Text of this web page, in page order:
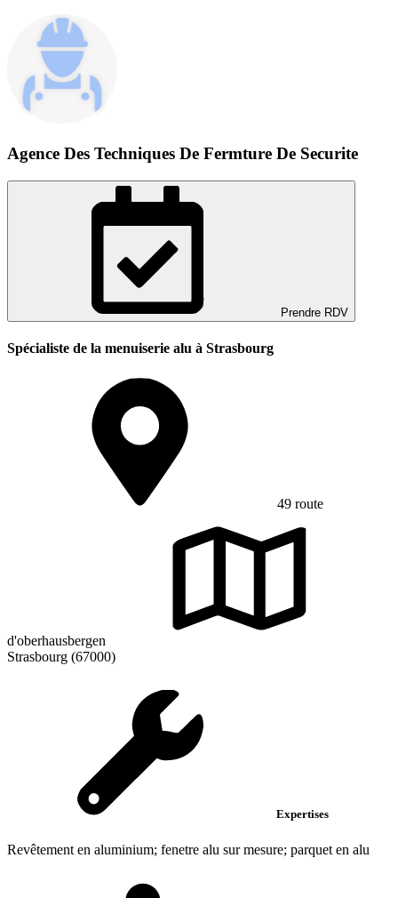
Agence Des Techniques De Fermture De Securite
Prendre RDV
Spécialiste de la menuiserie alu à Strasbourg
49 route
d'oberhausbergen
Strasbourg (67000)
Expertises
Revêtement en aluminium; fenetre alu sur mesure; parquet en alu